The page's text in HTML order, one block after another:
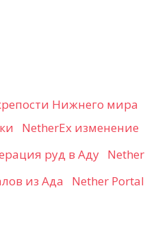
Нижнего мира
NetherEx изменение
Nether
Nether Portal